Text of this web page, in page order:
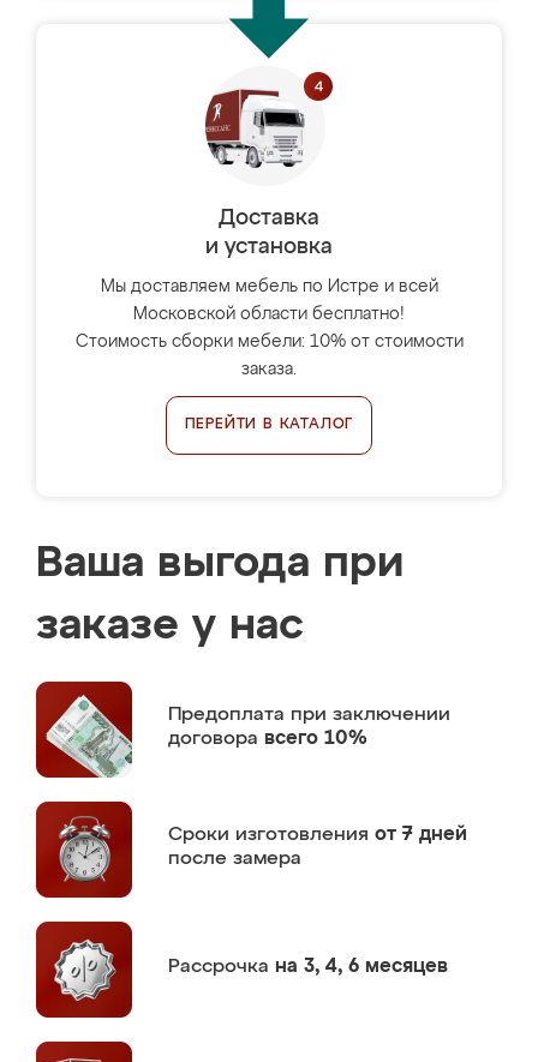
Доставка
и установка
Мы доставляем мебель по Истре и всей
Московской области бесплатно!
Стоимость сборки мебели: 10% от стоимости
заказа.
ПЕРЕЙТИ В КАТАЛОГ
Ваша выгода при
заказе у нас
Предоплата при заключении
договора всего 10%
Сроки изготовления от 7 дней
после замера
Рассрочка на 3, 4, 6 месяцев